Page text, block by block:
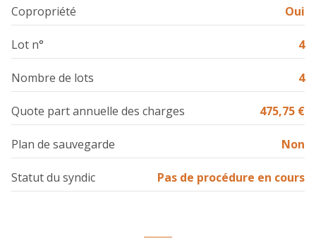
terrasse
salle de bain
4.17 m²
Copropriété Oui
Lot n° 4
Nombre de lots 4
Quote part annuelle des charges 475,75 €
Plan de sauvegarde Non
Statut du syndic Pas de procédure en cours